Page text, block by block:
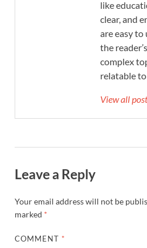
like
clear, and
are easy
the
complex
relatable
View all
Leave a Reply
Your email address will not be
marked *
COMMENT *